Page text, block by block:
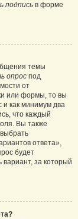
подпись в форме
темы
опрос под
от
или формы, то вы
и как минимум два
что каждый
Вы также
ответа»,
будет
за который